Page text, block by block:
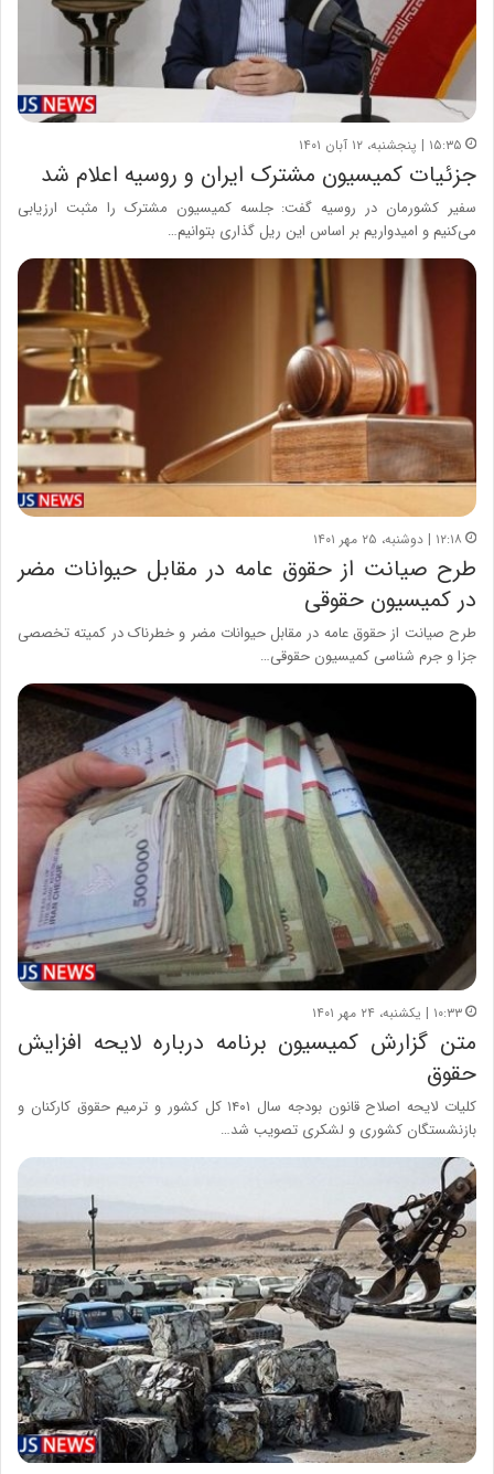
۱۵:۳۵ | پنجشنبه، ۱۲ آبان ۱۴۰۱
جزئیات کمیسیون‌ مشترک ایران و روسیه اعلام شد
سفیر کشورمان در روسیه گفت: جلسه کمیسیون مشترک را مثبت ارزیابی
می‌کنیم و امیدواریم بر اساس این ریل گذاری بتوانیم…
۱۲:۱۸ | دوشنبه، ۲۵ مهر ۱۴۰۱
طرح صیانت از حقوق عامه در مقابل حیوانات مضر
در کمیسیون حقوقی
طرح صیانت از حقوق عامه در مقابل حیوانات مضر و خطرناک در کمیته تخصصی
جزا و جرم‌ شناسی کمیسیون حقوقی…
۱۰:۳۳ | یکشنبه، ۲۴ مهر ۱۴۰۱
متن گزارش کمیسیون برنامه درباره لایحه افزایش
حقوق
کلیات لایحه اصلاح قانون بودجه سال ۱۴۰۱ کل کشور و ترمیم حقوق کارکنان و
بازنشستگان کشوری و لشکری تصویب شد…